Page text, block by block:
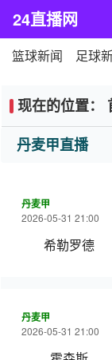
24直播网
篮球新闻 足球
现在的位置：
丹麦甲直播
丹麦甲
2026-05-31 21:00
希勒罗德
丹麦甲
2026-05-31 21:00